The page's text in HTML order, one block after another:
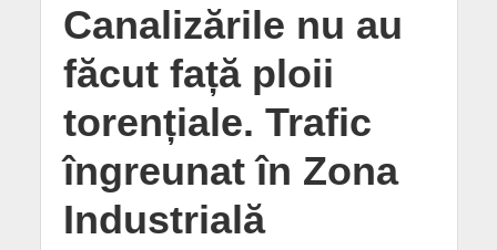
Canalizările nu au
făcut față ploii
torențiale. Trafic
îngreunat în Zona
Industrială